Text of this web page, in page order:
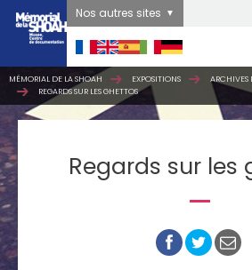
Nos autres sites
MÉMORIAL DE LA SHOAH EXPOSITIONS
ARCHIVES
REGARDS SUR LES GHETTOS
Regards sur les